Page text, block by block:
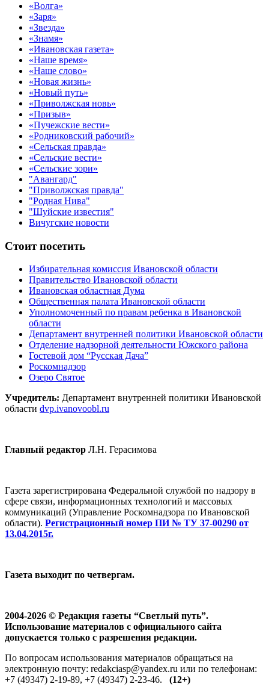
«Волга»
«Заря»
«Звезда»
«Знамя»
«Ивановская газета»
«Наше время»
«Наше слово»
«Новая жизнь»
«Новый путь»
«Приволжская новь»
«Призыв»
«Пучежские вести»
«Родниковский рабочий»
«Сельская правда»
«Сельские вести»
«Сельские зори»
"Авангард"
"Приволжская правда"
"Родная Нива"
"Шуйские известия"
Вичугские новости
Стоит посетить
Избирательная комиссия Ивановской области
Правительство Ивановской области
Ивановская областная Дума
Общественная палата Ивановской области
Уполномоченный по правам ребенка в Ивановской
области
Департамент внутренней политики Ивановской области
Отделение надзорной деятельности Южского района
Гостевой дом “Русская Дача”
Роскомнадзор
Озеро Святое
Учредитель: Департамент внутренней политики Ивановской
области dvp.ivanovoobl.ru
Главный редактор Л.Н. Герасимова
Газета зарегистрирована Федеральной службой по надзору в
сфере связи, информационных технологий и массовых
коммуникаций (Управление Роскомнадзора по Ивановской
области). Регистрационный номер ПИ № ТУ 37-00290 от
13.04.2015г.
Газета выходит по четвергам.
2004-2026 © Редакция газеты “Светлый путь”.
Использование материалов с официального сайта
допускается только с разрешения редакции.
По вопросам использования материалов обращаться на
электронную почту: redakciasp@yandex.ru или по телефонам:
+7 (49347) 2-19-89, +7 (49347) 2-23-46. (12+)